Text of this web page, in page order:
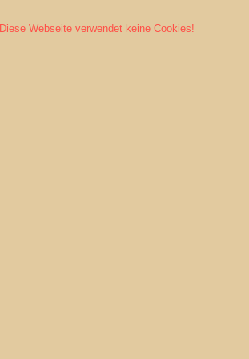
Diese Webseite verwendet keine Cookies!